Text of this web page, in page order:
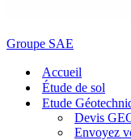
Groupe SAE
Accueil
Étude de sol
Etude
Devis
Envoyez